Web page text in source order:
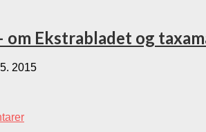
om Ekstrabladet og
2015